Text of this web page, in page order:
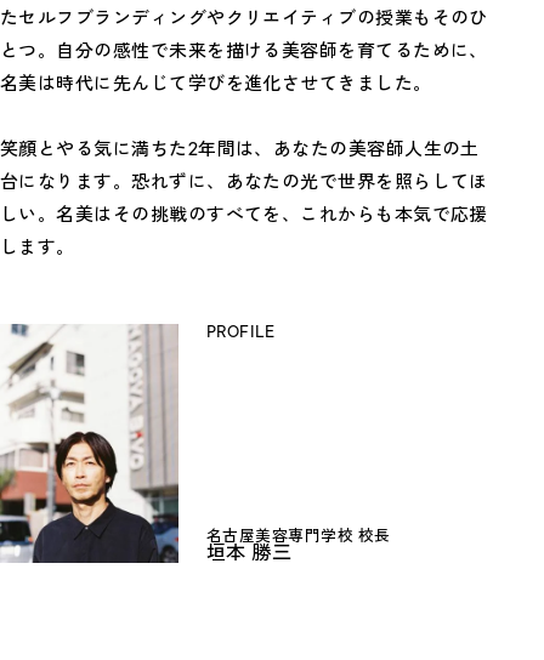
たセルフブランディングやクリエイティブの授業もそのひ
とつ。 自分の感性で未来を描ける美容師を育てるために、
名美は時代に先んじて学びを進化させてきました。
笑顔とやる気に満ちた2年間は、あなたの美容師人生の土
台になります。恐れずに、あなたの光で世界を照らしてほ
しい。名美はその挑戦のすべてを、これからも本気で応援
します。
PROFILE
名古屋美容専門学校 校長
垣本 勝三